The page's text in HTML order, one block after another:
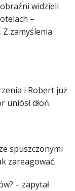
widzieli
–
Z zamyślenia
i Robert już
uniósł dłoń.
spuszczonymi
zareagować.
– zapytał